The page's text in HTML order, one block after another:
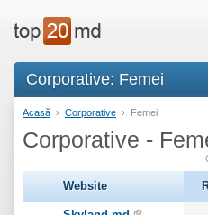
Corporative: Femei
Acasă › Corporative › Femei
Corporative -
Website